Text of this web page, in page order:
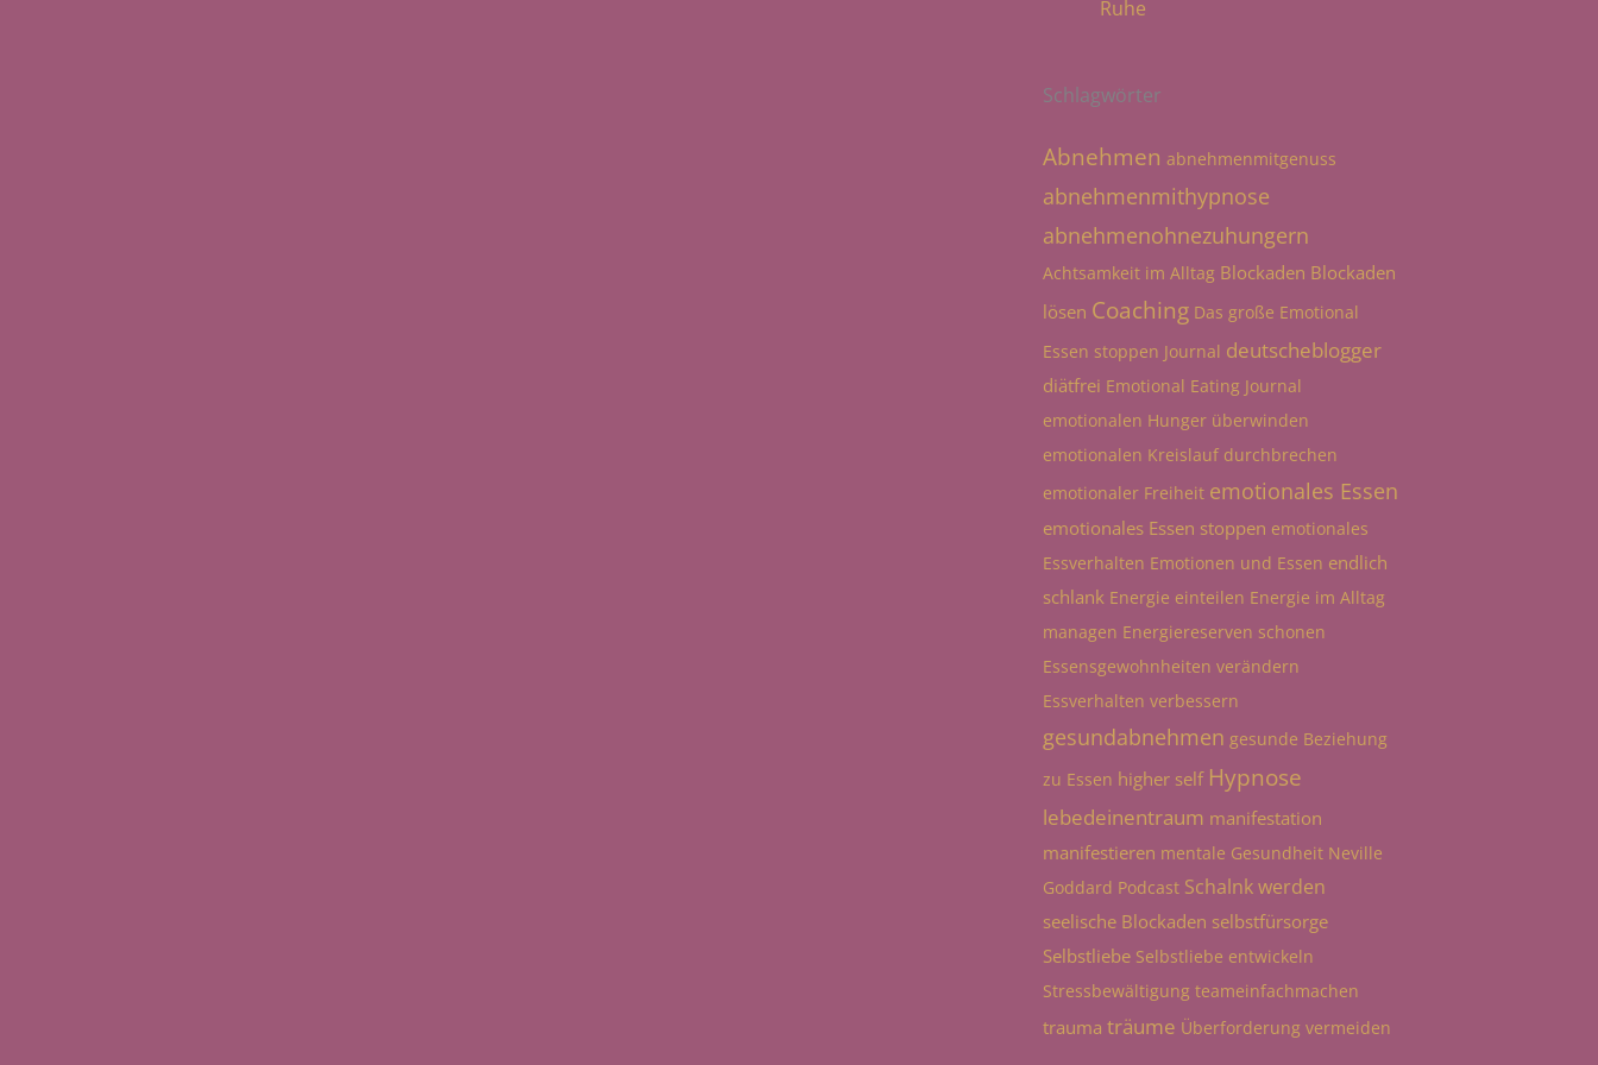
Ruhe
Schlagwörter
Abnehmen abnehmenmitgenuss
abnehmenmithypnose
abnehmenohnezuhungern
Achtsamkeit im Alltag Blockaden Blockaden
lösen Coaching Das große Emotional
Essen stoppen Journal deutscheblogger
diätfrei Emotional Eating Journal
emotionalen Hunger überwinden
emotionalen Kreislauf durchbrechen
emotionaler Freiheit emotionales Essen
emotionales Essen stoppen emotionales
Essverhalten Emotionen und Essen endlich
schlank Energie einteilen Energie im Alltag
managen Energiereserven schonen
Essensgewohnheiten verändern
Essverhalten verbessern
gesundabnehmen gesunde Beziehung
zu Essen higher self Hypnose
lebedeinentraum manifestation
manifestieren mentale Gesundheit Neville
Goddard Podcast Schalnk werden
seelische Blockaden selbstfürsorge
Selbstliebe Selbstliebe entwickeln
Stressbewältigung teameinfachmachen
trauma träume Überforderung vermeiden